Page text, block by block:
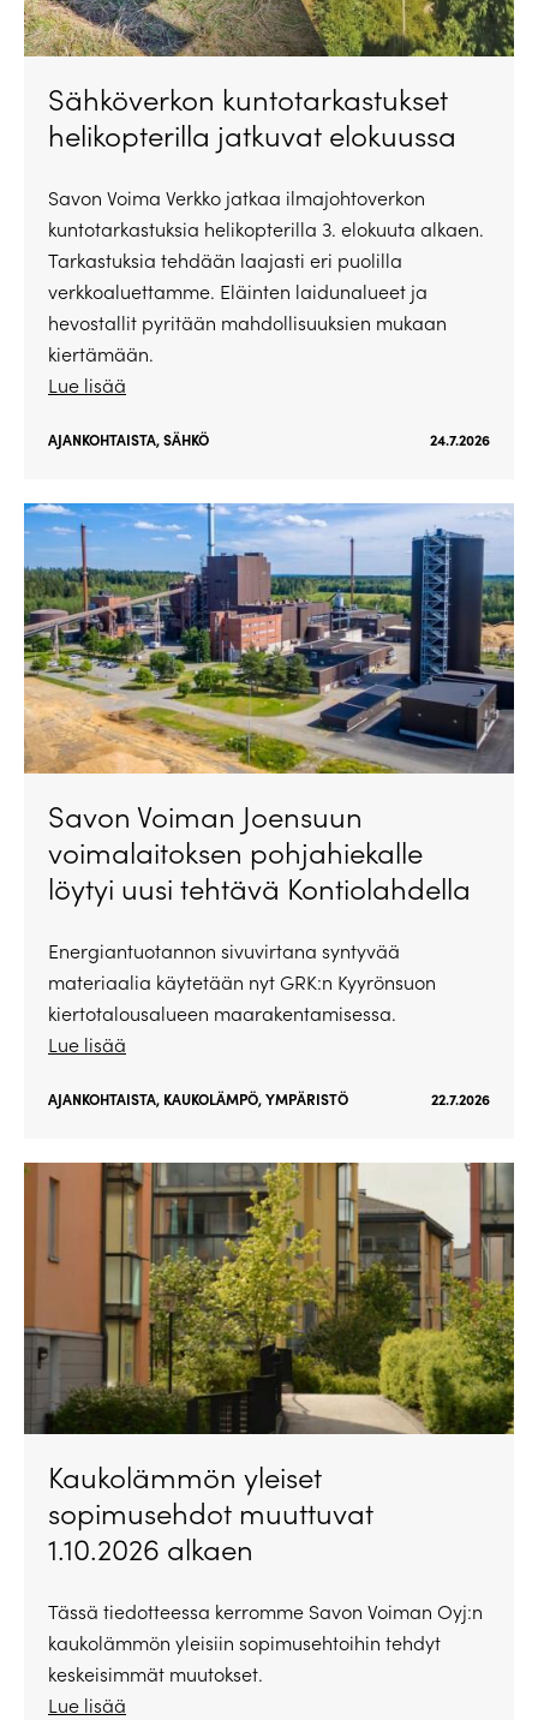
Sähköverkon kuntotarkastukset
helikopterilla jatkuvat elokuussa
Savon Voima Verkko jatkaa ilmajohtoverkon
kuntotarkastuksia helikopterilla 3. elokuuta alkaen.
Tarkastuksia tehdään laajasti eri puolilla
verkkoaluettamme. Eläinten laidunalueet ja
hevostallit pyritään mahdollisuuksien mukaan
kiertämään.
Lue lisää
AJANKOHTAISTA,SÄHKÖ 24.7.2026
Savon Voiman Joensuun
voimalaitoksen pohjahiekalle
löytyi uusi tehtävä Kontiolahdella
Energiantuotannon sivuvirtana syntyvää
materiaalia käytetään nyt GRK:n Kyyrönsuon
kiertotalousalueen maarakentamisessa.
Lue lisää
AJANKOHTAISTA, KAUKOLÄMPÖ,YMPÄRISTÖ 22.7.2026
Kaukolämmön yleiset
sopimusehdot muuttuvat
1.10.2026 alkaen
Tässä tiedotteessa kerromme Savon Voiman Oyj:n
kaukolämmön yleisiin sopimusehtoihin tehdyt
keskeisimmät muutokset.
Lue lisää